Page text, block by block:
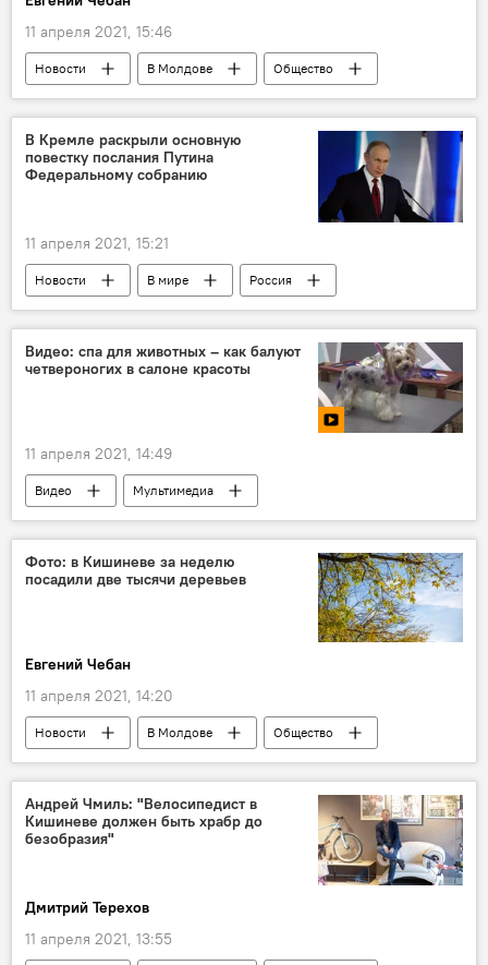
11 апреля 2021, 15:46
Новости В Молдове Общество
В Кремле раскрыли основную
повестку послания Путина
Федеральному собранию
11 апреля 2021, 15:21
Новости В мире
Россия
Общество
Видео: спа для животных – как балуют
четвероногих в салоне красоты
11 апреля 2021, 14:49
Видео Мультимедиа
Фото: в Кишиневе за неделю
посадили две тысячи деревьев
Евгений Чебан
11 апреля 2021, 14:20
Новости В Молдове Общество
Андрей Чмиль: "Велосипедист в
Кишиневе должен быть храбр до
безобразия"
Дмитрий Терехов
11 апреля 2021, 13:55